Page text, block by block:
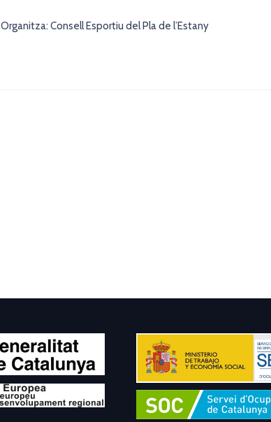
Organitza: Consell Esportiu del Pla de l’Estany